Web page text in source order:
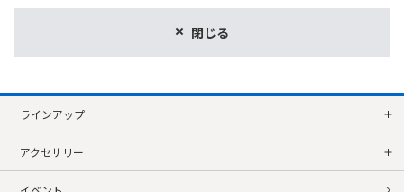
閉じる
ラインアップ
アクセサリー